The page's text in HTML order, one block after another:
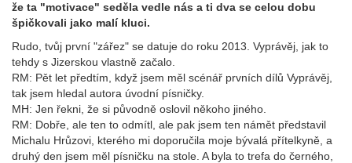
že ta "motivace" seděla vedle nás a ti dva se celou dobu
špičkovali jako malí kluci.
Rudo, tvůj první "zářez" se datuje do roku 2013. Vyprávěj, jak to
tehdy s Jizerskou vlastně začalo.
RM: Pět let předtím, když jsem měl scénář prvních dílů Vyprávěj,
tak jsem hledal autora úvodní písničky.
MH: Jen řekni, že si původně oslovil někoho jiného.
RM: Dobře, ale ten to odmítl, ale pak jsem ten námět představil
Michalu Hrůzovi, kterého mi doporučila moje bývalá přítelkyně, a
druhý den jsem měl písničku na stole. A byla to trefa do černého,